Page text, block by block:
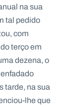
na sua
tal pedido
com
terço em
dezena, o
tarde, na sua
lhe que